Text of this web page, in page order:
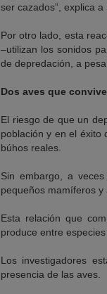
ser cazados”, explica
Por otro lado, esta
­–utilizan los sonidos
de depredación, a
Dos aves que
El riesgo de que un
población y en el éxito
búhos reales.
Sin embargo, a
pequeños mamíferos y
Esta relación que
produce entre
Los investigadores
presencia de las aves.